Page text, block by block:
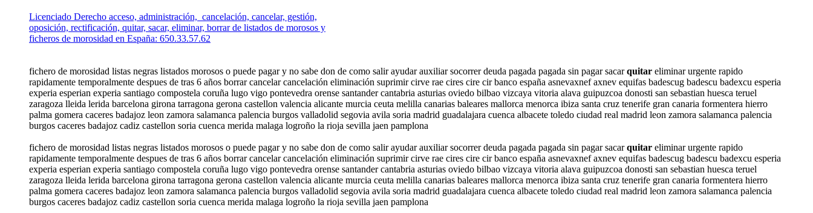
Licenciado Derecho acceso, administración, cancelación, cancelar, gestión,
oposición, rectificación, quitar, sacar, eliminar, borrar de listados de morosos y
ficheros de morosidad en España: 650.33.57.62
fichero de morosidad listas negras listados morosos o puede pagar y no sabe don de como salir ayudar auxiliar socorrer deuda pagada pagada sin pagar sacarquitar eliminar urgente rapido
rapidamente temporalmente despues de tras 6 años borrar cancelar cancelación eliminación suprimir cirve rae cires cire cir banco españa asnevaxnef axnev equifas badescug badescu badexcu esperia
experia esperian experia santiago compostela coruña lugo vigo pontevedra orense santander cantabria asturias oviedo bilbao vizcaya vitoria alava guipuzcoa donosti san sebastian huesca teruel
zaragoza lleida lerida barcelona girona tarragona gerona castellon valencia alicante murcia ceuta melilla canarias baleares mallorca menorca ibiza santa cruz tenerife gran canaria formentera hierro
palma gomera caceres badajoz leon zamora salamanca palencia burgos valladolid segovia avila soria madrid guadalajara cuenca albacete toledo ciudad real madrid leon zamora salamanca palencia
burgos caceres badajoz cadiz castellon soria cuenca merida malaga logroño la rioja sevilla jaen pamplona
fichero de morosidad listas negras listados morosos o puede pagar y no sabe don de como salir ayudar auxiliar socorrer deuda pagada pagada sin pagar sacarquitar eliminar urgente rapido
rapidamente temporalmente despues de tras 6 años borrar cancelar cancelación eliminación suprimir cirve rae cires cire cir banco españa asnevaxnef axnev equifas badescug badescu badexcu esperia
experia esperian experia santiago compostela coruña lugo vigo pontevedra orense santander cantabria asturias oviedo bilbao vizcaya vitoria alava guipuzcoa donosti san sebastian huesca teruel
zaragoza lleida lerida barcelona girona tarragona gerona castellon valencia alicante murcia ceuta melilla canarias baleares mallorca menorca ibiza santa cruz tenerife gran canaria formentera hierro
palma gomera caceres badajoz leon zamora salamanca palencia burgos valladolid segovia avila soria madrid guadalajara cuenca albacete toledo ciudad real madrid leon zamora salamanca palencia
burgos caceres badajoz cadiz castellon soria cuenca merida malaga logroño la rioja sevilla jaen pamplona